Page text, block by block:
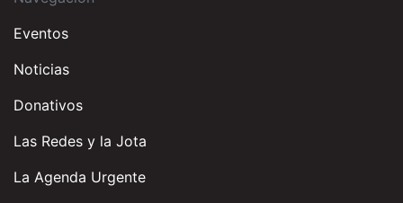
Eventos
Noticias
Donativos
Las Redes y la Jota
La Agenda Urgente